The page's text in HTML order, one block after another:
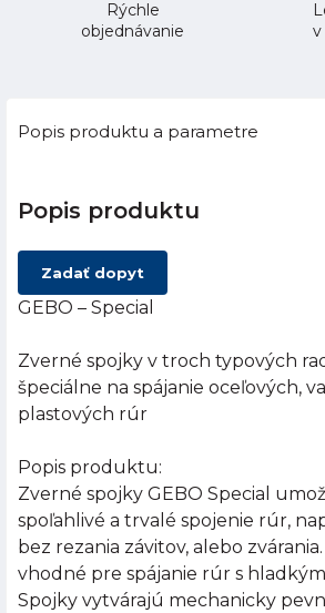
Rýchle
objednávanie
v
Popis produktu a parametre
Popis produktu
Zadať dopyt
GEBO – Special
Zverné spojky v troch typových
špeciálne na spájanie oceľových,
plastových rúr
Popis produktu:
Zverné spojky GEBO Special
spoľahlivé a trvalé spojenie rúr,
bez rezania závitov, alebo
vhodné pre spájanie rúr s
Spojky vytvárajú mechanicky